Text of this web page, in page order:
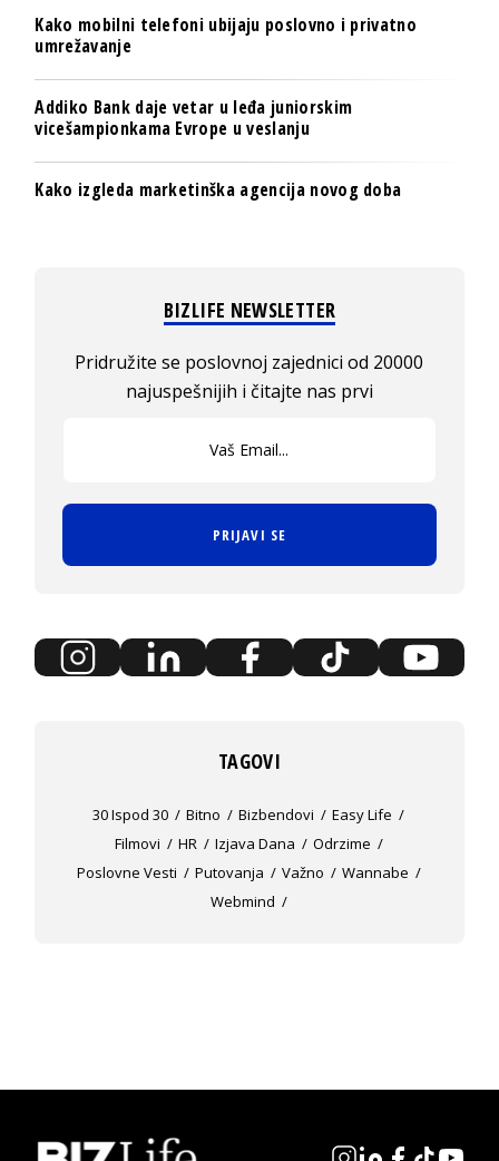
Kako mobilni telefoni ubijaju poslovno i privatno
umrežavanje
Addiko Bank daje vetar u leđa juniorskim
vicešampionkama Evrope u veslanju
Kako izgleda marketinška agencija novog doba
BIZLIFE NEWSLETTER
Pridružite se poslovnoj zajednici od 20000
najuspešnijih i čitajte nas prvi
PRIJAVI SE
TAGOVI
30 Ispod 30 Bitno Bizbendovi
Easy Life
Filmovi
HR Izjava Dana
Odrzime
Poslovne Vesti
Putovanja Važno
Wannabe
Webmind